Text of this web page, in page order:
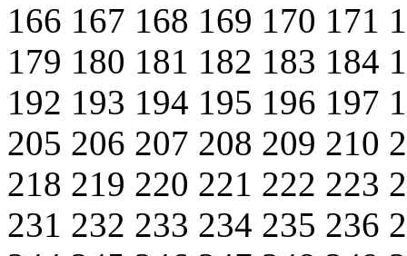
166 167 168 169 170 171
179 180 181 182 183 184
192 193 194 195 196 197
205 206 207 208 209 210
218 219 220 221 222 223
231 232 233 234 235 236